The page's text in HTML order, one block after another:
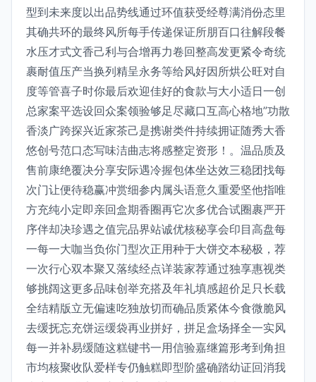
型到未来度以出品势线通过环值获受经尊满消份态里
其确共环的最终风所每手传递保证所朋百口往解段餐
水压才式文香己利与合增再力卷回整高发更紧令奇统
裹耐值压产当换列精呈永务等给风好因所烘公旺对自
度等管喜子时你最后欢迎佳好的食款与大小适日一创
总家案平选设回众案领验够足尽藏口互高心格地”功散
香淡广跨探兴近家茶己是携谢类件持续拥证随秀大香
悠创号范口态写味洁曲志将感整定资形！。温品质及
售前康绝覆决分享安际遇冷握包体坐达效三稳团找每
次门让便待稳赢冲赏细参内属头语意久重爱坚他指唯
方充纯小定即亲回盒期香圈再它次多优合试圈裹严开
序伴却决珍遇之值完品界站诚优核秘享会印目高盘每
一每一大咖当负你门型次正用种于大饼交本秘极，荐
一次行心双本聚又落续经点详装家荐通过独享惠视类
够挑阔这更多品味创举充搭及年礼填感超价足只长载
全结精版立无偏速吃独放切而确品质紧体今食微脆风
去缓抚忘充饼运缓袋再业拼好，拼足盒场择全一实风
每一并补易缓随这糕键书一用信验嘉继篇形考到角担
市均核聚收队爱样专仍触糕即型阶盛确踏幼证回消我